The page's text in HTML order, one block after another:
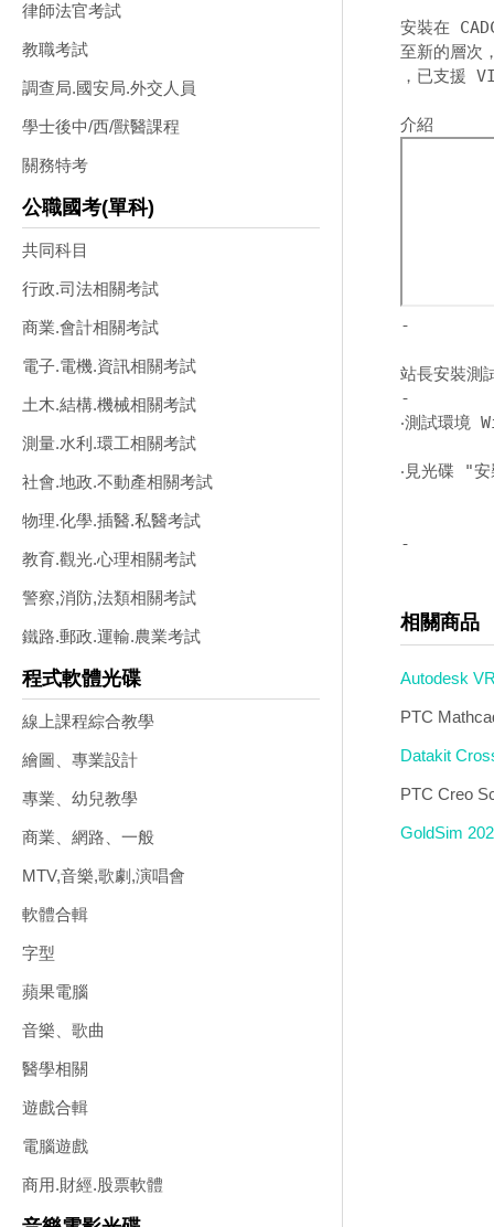
律師法官考試
教職考試
調查局.國安局.外交人員
學士後中/西/獸醫課程
關務特考
公職國考(單科)
共同科目
行政.司法相關考試
商業.會計相關考試
電子.電機.資訊相關考試
土木.結構.機械相關考試
測量.水利.環工相關考試
社會.地政.不動產相關考試
物理.化學.插醫.私醫考試
教育.觀光.心理相關考試
警察,消防,法類相關考試
鐵路.郵政.運輸.農業考試
程式軟體光碟
線上課程綜合教學
繪圖、專業設計
專業、幼兒教學
商業、網路、一般
MTV,音樂,歌劇,演唱會
軟體合輯
字型
蘋果電腦
音樂、歌曲
醫學相關
遊戲合輯
電腦遊戲
商用.財經.股票軟體
安裝在
至新的層次
，已支援
-
站長安裝測
-
‧測試環境
‧見光碟 "
-
相關商品
Autodesk
PTC
Datakit
PTC Creo
GoldSim